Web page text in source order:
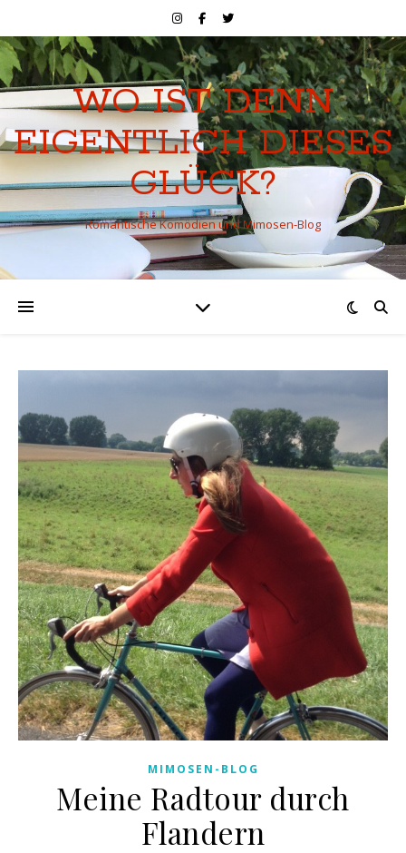
WO IST DENN
EIGENTLICH DIESES
GLÜCK?
Romantische Komödien und Mimosen-Blog
MIMOSEN-BLOG
Meine Radtour durch
Flandern